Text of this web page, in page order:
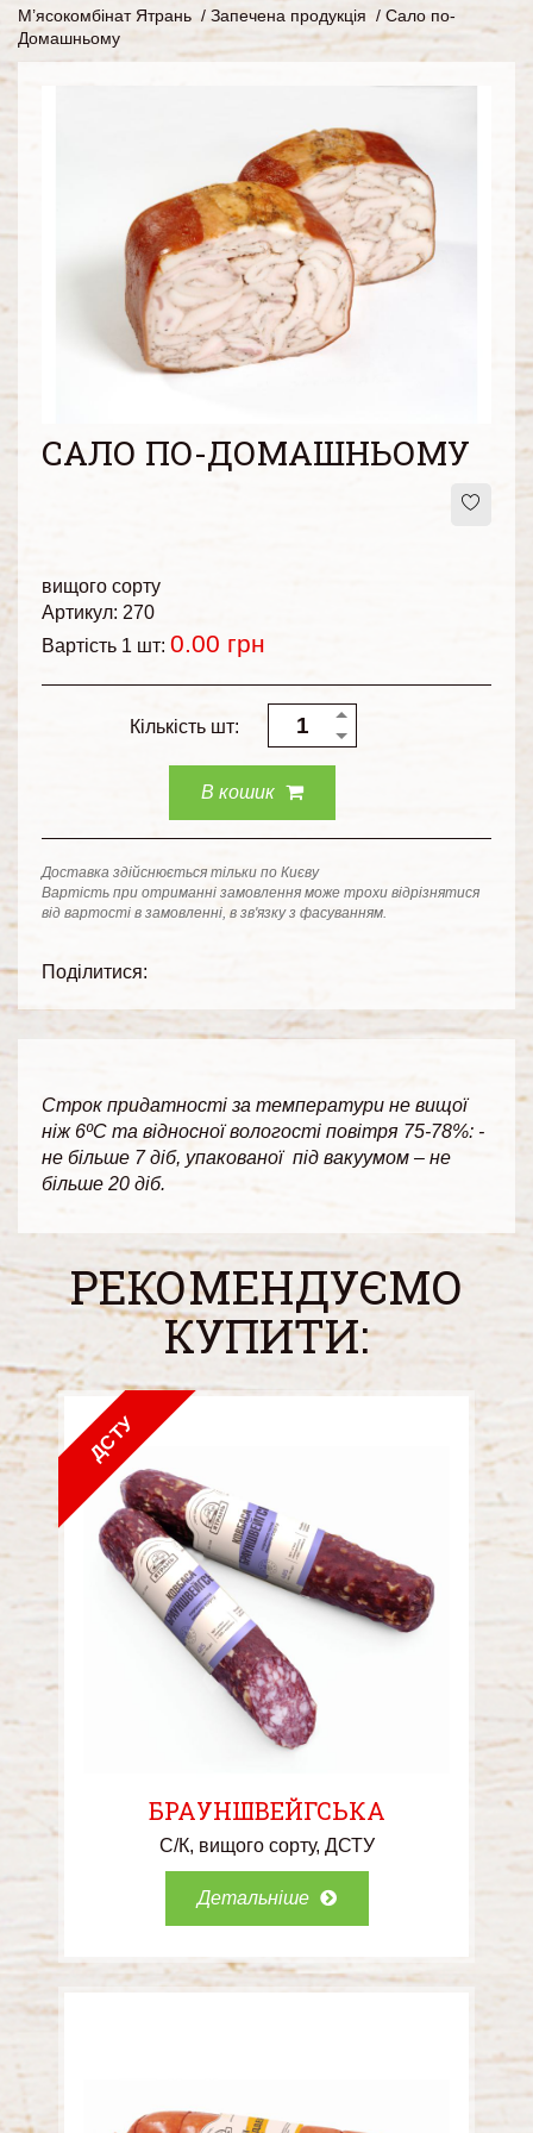
М’ясокомбінат Ятрань / Запечена продукція / Сало по-
Домашньому
САЛО ПО-ДОМАШНЬОМУ
вищого сорту
Артикул: 270
Вартість 1 шт: 0.00 грн
Кількість шт:
В кошик
Доставка здійснюється тільки по Києву
Вартість при отриманні замовлення може трохи відрізнятися
від вартості в замовленні, в зв'язку з фасуванням.
Поділитися:
Строк придатності за температури не вищої
ніж 6ºС та відносної вологості повітря 75-78%: -
не більше 7 діб, упакованої під вакуумом – не
більше 20 діб.
РЕКОМЕНДУЄМО
КУПИТИ:
ДСТУ
БРАУНШВЕЙГСЬКА
С/К вищого сорту ДСТУ
Детальніше